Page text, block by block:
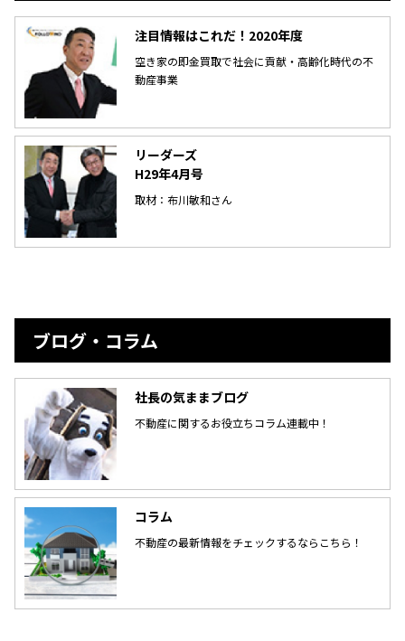
注目情報はこれだ！2020年度
空き家の即金買取で社会に貢献・高齢化時代の不
動産事業
リーダーズ
H29年4月号
取材：布川敏和さん
ブログ・コラム
社長の気ままブログ
不動産に関するお役立ちコラム連載中！
コラム
不動産の最新情報をチェックするならこちら！